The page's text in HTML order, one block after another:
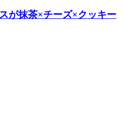
が抹茶×チーズ×クッキー